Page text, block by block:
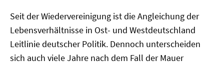
Seit der Wiedervereinigung ist die Angleichung der
Lebensverhältnisse in Ost- und Westdeutschland
Leitlinie deutscher Politik. Dennoch unterscheiden
sich auch viele Jahre nach dem Fall der Mauer